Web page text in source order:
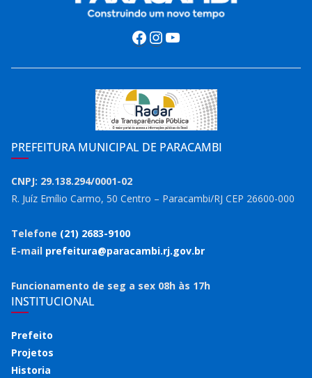
Facebook
Instagram
Youtube
PREFEITURA MUNICIPAL DE PARACAMBI
CNPJ: 29.138.294/0001-02
R. Juíz Emílio Carmo, 50 Centro – Paracambi/RJ CEP 26600-000
Telefone (21) 2683-9100
E-mail prefeitura@paracambi.rj.gov.br
Funcionamento de seg a sex 08h às 17h
INSTITUCIONAL
Prefeito
Projetos
Historia